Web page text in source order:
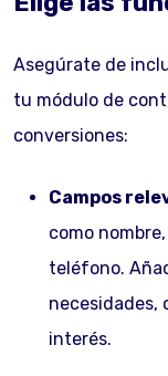
Asegúrate de
tu módulo de
conversiones:
Campos
como
teléfono.
necesidades,
interés.